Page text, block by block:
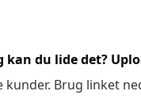
du lide det?
Brug linket